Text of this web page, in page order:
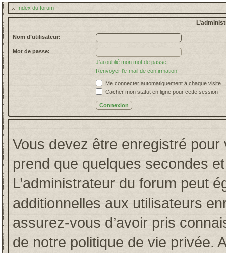
Index du forum
Nom d’utilisateur:
Mot de passe:
J’ai oublié mon mot de passe
Renvoyer l’e-mail de confirmation
Me connecter automatiquement à chaque visite
Cacher mon statut en ligne pour cette session
Vous devez être enregistré pour
prend que quelques secondes
L’administrateur du forum peut
additionnelles aux utilisateurs
assurez-vous d’avoir pris
de notre politique de vie privée.